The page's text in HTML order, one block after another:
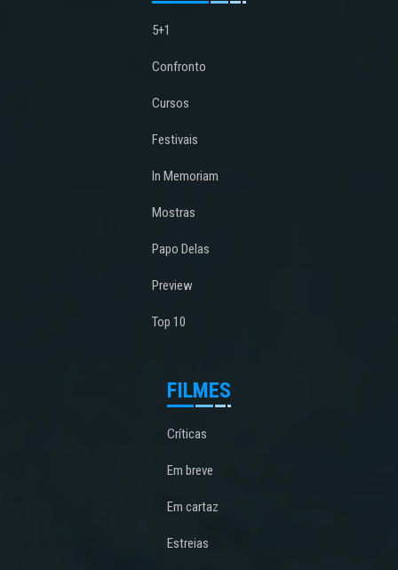
5+1
Confronto
Cursos
Festivais
In Memoriam
Mostras
Papo Delas
Preview
Top 10
FILMES
Críticas
Em breve
Em cartaz
Estreias